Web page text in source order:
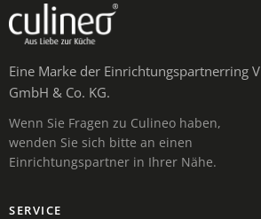
Eine Marke der Einrichtungspartnerring
GmbH & Co. KG.
Wenn Sie Fragen zu Culineo haben,
wenden Sie sich bitte an einen
Einrichtungspartner in Ihrer Nähe.
SERVICE